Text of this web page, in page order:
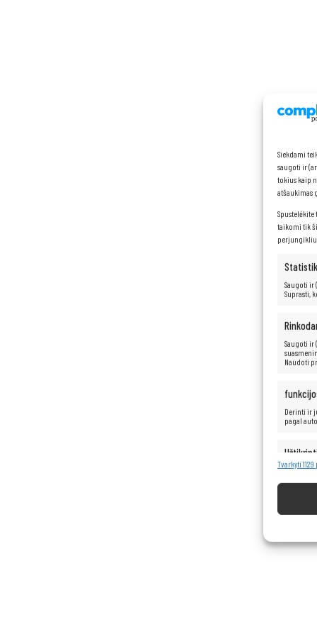
Siekdami
saugoti ir
tokius kaip
atšaukimas
taikomi tik
Saugoti ir
Suprasti,
Saugoti ir
Naudoti
Derinti ir
pagal
turinio
Tvarkyti